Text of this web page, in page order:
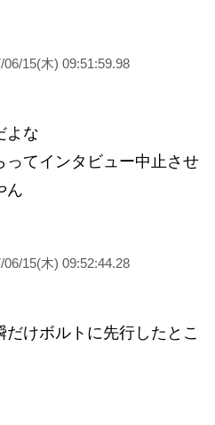
06/15(木) 09:51:59.98
よな
ってインタビュー中止させ
ん
06/15(木) 09:52:44.28
けボルトに先行したとこ